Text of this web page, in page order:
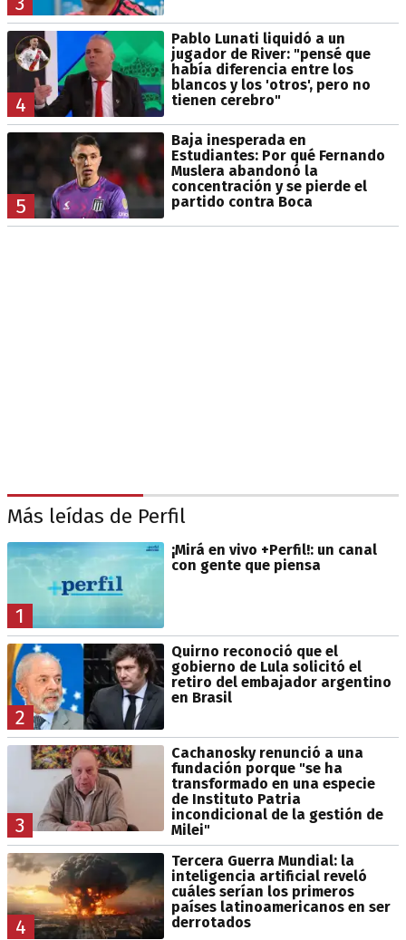
4
Pablo Lunati liquidó a un
jugador de River: "pensé que
había diferencia entre los
blancos y los 'otros', pero no
tienen cerebro"
5
Baja inesperada en
Estudiantes: Por qué Fernando
Muslera abandonó la
concentración y se pierde el
partido contra Boca
Más leídas de Perfil
1
¡Mirá en vivo +Perfil!: un canal
con gente que piensa
2
Quirno reconoció que el
gobierno de Lula solicitó el
retiro del embajador argentino
en Brasil
3
Cachanosky renunció a una
fundación porque "se ha
transformado en una especie
de Instituto Patria
incondicional de la gestión de
Milei"
4
Tercera Guerra Mundial: la
inteligencia artificial reveló
cuáles serían los primeros
países latinoamericanos en ser
derrotados